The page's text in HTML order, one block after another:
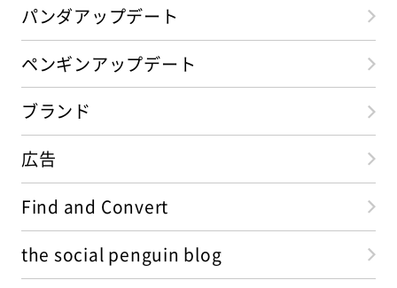
パンダアップデート
ペンギンアップデート
ブランド
広告
Find and Convert
the social penguin blog